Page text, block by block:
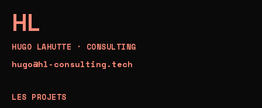
HL
HUGO LAHUTTE · CONSULTING
hugo@hl-consulting.tech
LES PROJETS